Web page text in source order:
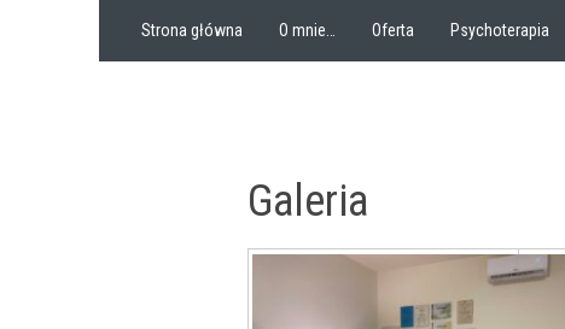
Strona główna O mnie… Oferta Psychoterapia
Galeria